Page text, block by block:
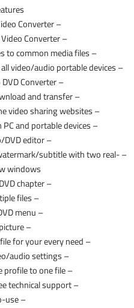
– All-in-One DVD Video Converter
– Universal DVD and Video Converter
– Convert DRM protected files to common media files
– Total playback freedom on almost all video/audio portable devices
– Amazing Video to DVD Converter
– Professional video download and transfer
– Download videos from online video sharing websites
– Transfer media files bwteen PC and portable devices
– Amazing video/DVD editor
subtitle with two real-
windows
– Clip video file/DVD chapter
– Merge multiple files
– Customize DVD menu
– Capture picture
– Customizable output profile for your every need
– Flexible output video/audio settings
– Apply more than one profile to one file
– Easy operation and free technical support
– Easy-to-use